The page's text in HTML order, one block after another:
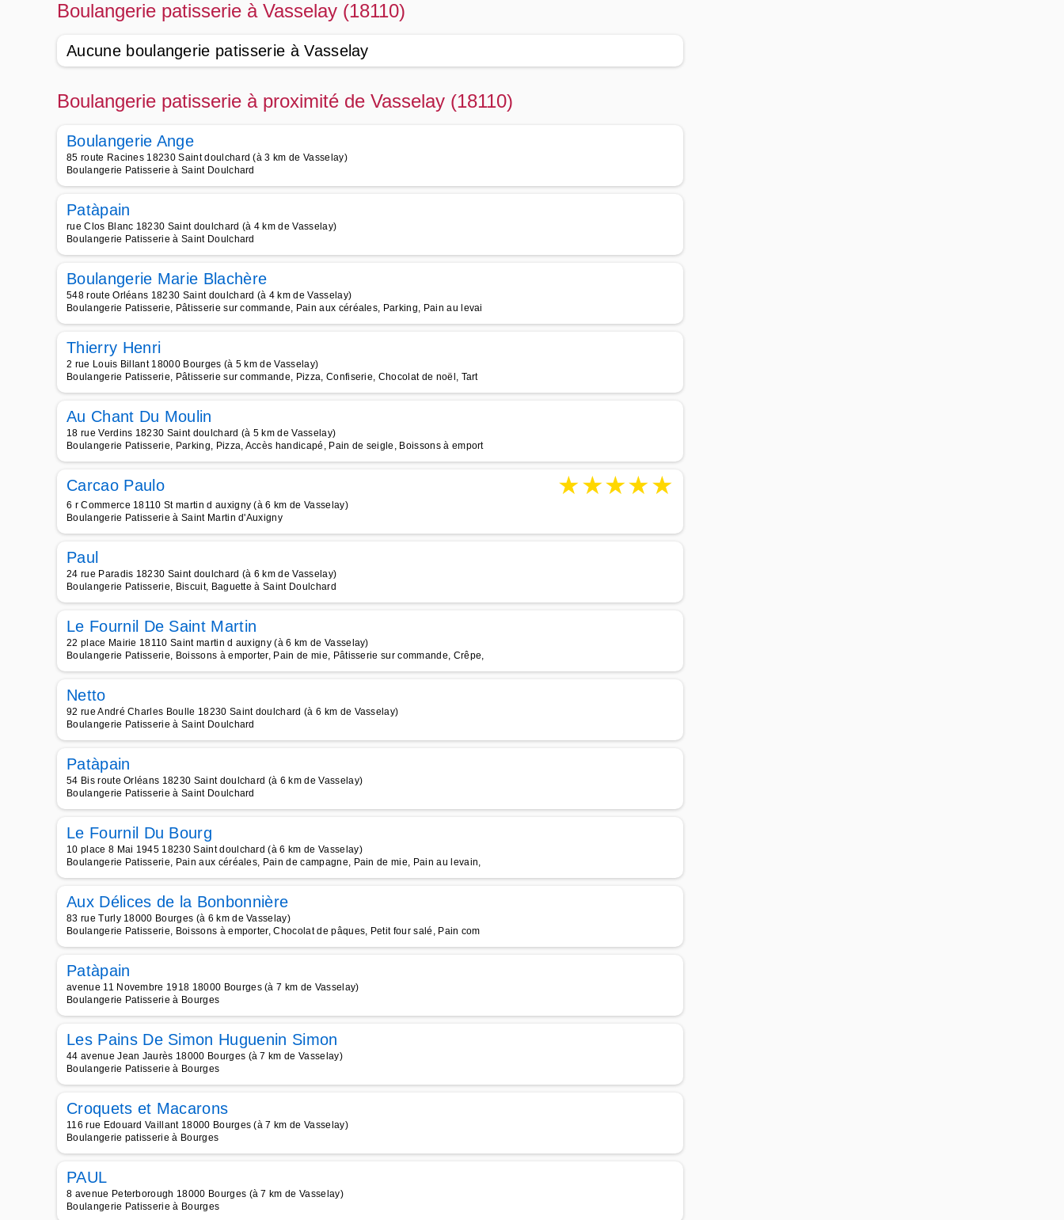
Boulangerie patisserie à Vasselay (18110)
Aucune boulangerie patisserie à Vasselay
Boulangerie patisserie à proximité de Vasselay (18110)
Boulangerie Ange
85 route Racines 18230 Saint doulchard (à 3 km de Vasselay)
Boulangerie Patisserie à Saint Doulchard
Patàpain
rue Clos Blanc 18230 Saint doulchard (à 4 km de Vasselay)
Boulangerie Patisserie à Saint Doulchard
Boulangerie Marie Blachère
548 route Orléans 18230 Saint doulchard (à 4 km de Vasselay)
Boulangerie Patisserie, Pâtisserie sur commande, Pain aux céréales, Parking, Pain au levai
Thierry Henri
2 rue Louis Billant 18000 Bourges (à 5 km de Vasselay)
Boulangerie Patisserie, Pâtisserie sur commande, Pizza, Confiserie, Chocolat de noël, Tart
Au Chant Du Moulin
18 rue Verdins 18230 Saint doulchard (à 5 km de Vasselay)
Boulangerie Patisserie, Parking, Pizza, Accès handicapé, Pain de seigle, Boissons à emport
Carcao Paulo ★★★★★
6 r Commerce 18110 St martin d auxigny (à 6 km de Vasselay)
Boulangerie Patisserie à Saint Martin d'Auxigny
Paul
24 rue Paradis 18230 Saint doulchard (à 6 km de Vasselay)
Boulangerie Patisserie, Biscuit, Baguette à Saint Doulchard
Le Fournil De Saint Martin
22 place Mairie 18110 Saint martin d auxigny (à 6 km de Vasselay)
Boulangerie Patisserie, Boissons à emporter, Pain de mie, Pâtisserie sur commande, Crêpe,
Netto
92 rue André Charles Boulle 18230 Saint doulchard (à 6 km de Vasselay)
Boulangerie Patisserie à Saint Doulchard
Patàpain
54 Bis route Orléans 18230 Saint doulchard (à 6 km de Vasselay)
Boulangerie Patisserie à Saint Doulchard
Le Fournil Du Bourg
10 place 8 Mai 1945 18230 Saint doulchard (à 6 km de Vasselay)
Boulangerie Patisserie, Pain aux céréales, Pain de campagne, Pain de mie, Pain au levain,
Aux Délices de la Bonbonnière
83 rue Turly 18000 Bourges (à 6 km de Vasselay)
Boulangerie Patisserie, Boissons à emporter, Chocolat de pâques, Petit four salé, Pain com
Patàpain
avenue 11 Novembre 1918 18000 Bourges (à 7 km de Vasselay)
Boulangerie Patisserie à Bourges
Les Pains De Simon Huguenin Simon
44 avenue Jean Jaurès 18000 Bourges (à 7 km de Vasselay)
Boulangerie Patisserie à Bourges
Croquets et Macarons
116 rue Edouard Vaillant 18000 Bourges (à 7 km de Vasselay)
Boulangerie patisserie à Bourges
PAUL
8 avenue Peterborough 18000 Bourges (à 7 km de Vasselay)
Boulangerie Patisserie à Bourges